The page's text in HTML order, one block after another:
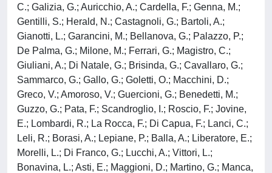
C.; Galizia, G.; Auricchio, A.; Cardella, F.; Genna, M.;
Gentilli, S.; Herald, N.; Castagnoli, G.; Bartoli, A.;
Gianotti, L.; Garancini, M.; Bellanova, G.; Palazzo, P.;
De Palma, G.; Milone, M.; Ferrari, G.; Magistro, C.;
Giuliani, A.; Di Natale, G.; Brisinda, G.; Cavallaro, G.;
Sammarco, G.; Gallo, G.; Goletti, O.; Macchini, D.;
Greco, V.; Amoroso, V.; Guercioni, G.; Benedetti, M.;
Guzzo, G.; Pata, F.; Scandroglio, I.; Roscio, F.; Jovine,
E.; Lombardi, R.; La Rocca, F.; Di Capua, F.; Lanci, C.;
Leli, R.; Borasi, A.; Lepiane, P.; Balla, A.; Liberatore, E.;
Morelli, L.; Di Franco, G.; Lucchi, A.; Vittori, L.;
Bonavina, L.; Asti, E.; Maggioni, D.; Martino, G.; Manca,